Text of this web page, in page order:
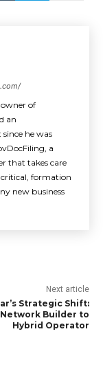
of
an
he was
a
that takes care
formation
new business
Next article
Strategic Shift:
Network Builder to
Hybrid Operator